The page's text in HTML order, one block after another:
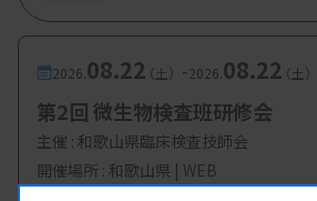
2026. 08.22（土） -2026. 08.22（土）
第2回 微生物検査班研修会
主催 : 和歌山県臨床検査技師会
開催場所 : 和歌山県 | WEB